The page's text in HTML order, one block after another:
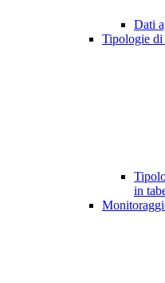
Dati
Tipologie di
in